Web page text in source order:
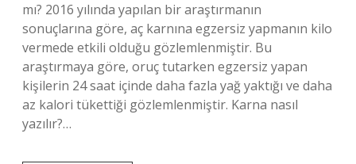
mı? 2016 yılında yapılan bir araştırmanın
sonuçlarına göre, aç karnına egzersiz yapmanın kilo
vermede etkili olduğu gözlemlenmiştir. Bu
araştırmaya göre, oruç tutarken egzersiz yapan
kişilerin 24 saat içinde daha fazla yağ yaktığı ve daha
az kalori tükettiği gözlemlenmiştir. Karna nasıl
yazılır?…